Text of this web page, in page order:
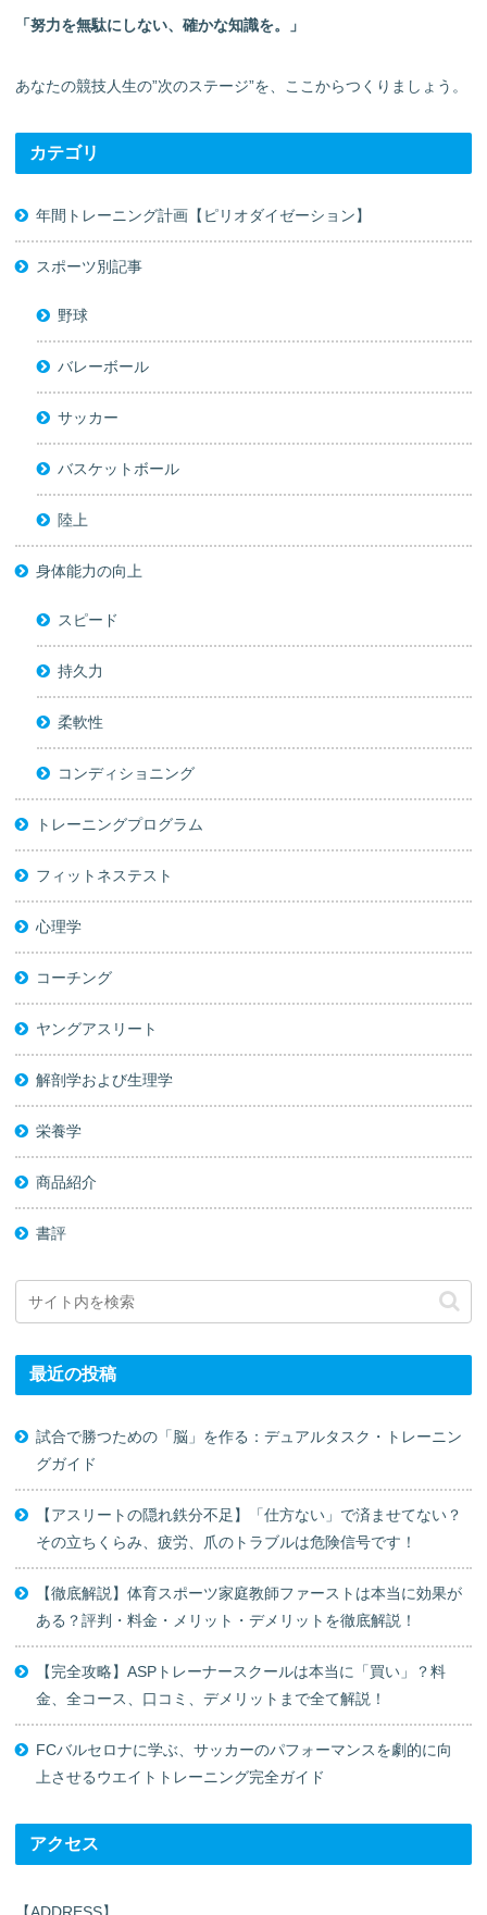
「努力を無駄にしない、確かな知識を。」
あなたの競技人生の”次のステージ”を、ここからつくりましょう。
カテゴリ
年間トレーニング計画【ピリオダイゼーション】
スポーツ別記事
野球
バレーボール
サッカー
バスケットボール
陸上
身体能力の向上
スピード
持久力
柔軟性
コンディショニング
トレーニングプログラム
フィットネステスト
心理学
コーチング
ヤングアスリート
解剖学および生理学
栄養学
商品紹介
書評
最近の投稿
試合で勝つための「脳」を作る：デュアルタスク・トレーニン
グガイド
【アスリートの隠れ鉄分不足】「仕方ない」で済ませてない？
その立ちくらみ、疲労、爪のトラブルは危険信号です！
【徹底解説】体育スポーツ家庭教師ファーストは本当に効果が
ある？評判・料金・メリット・デメリットを徹底解説！
【完全攻略】ASPトレーナースクールは本当に「買い」？料
金、全コース、口コミ、デメリットまで全て解説！
FCバルセロナに学ぶ、サッカーのパフォーマンスを劇的に向
上させるウエイトトレーニング完全ガイド
アクセス
【ADDRESS】